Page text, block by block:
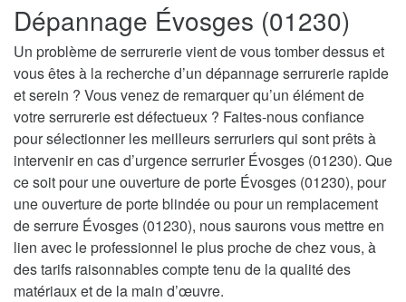
Dépannage Évosges (01230)
Un problème de serrurerie vient de vous tomber dessus et
vous êtes à la recherche d’un dépannage serrurerie rapide
et serein ? Vous venez de remarquer qu’un élément de
votre serrurerie est défectueux ? Faites-nous confiance
pour sélectionner les meilleurs serruriers qui sont prêts à
intervenir en cas d’urgence serrurier Évosges (01230). Que
ce soit pour une ouverture de porte Évosges (01230), pour
une ouverture de porte blindée ou pour un remplacement
de serrure Évosges (01230), nous saurons vous mettre en
lien avec le professionnel le plus proche de chez vous, à
des tarifs raisonnables compte tenu de la qualité des
matériaux et de la main d’œuvre.